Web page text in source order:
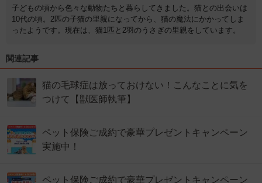
子どもの頃から色々な動物たちと暮らしてきました。猫との出会いは
10代の頃。2匹の子猫の里親になってから、猫の魔法にかかってしま
ったようです。現在は、猫1匹と2羽のうさぎの里親をしています。
関連記事
猫の毛球症は放っておけない！こんなことに気を
つけて【獣医師執筆】
ペット保険ご成約で豪華プレゼントキャンペーン
実施中！
ペット保険ご成約で豪華プレゼントキャンペーン